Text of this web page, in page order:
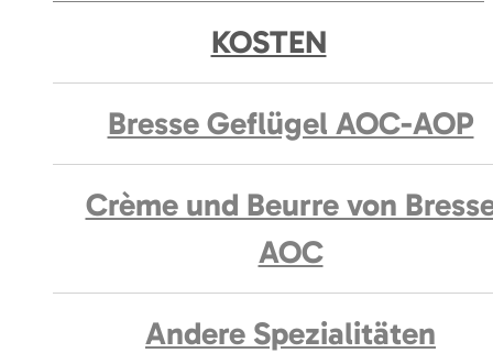
KOSTEN
Bresse Geflügel AOC-AOP
Crème und Beurre von
AOC
Andere Spezialitäten